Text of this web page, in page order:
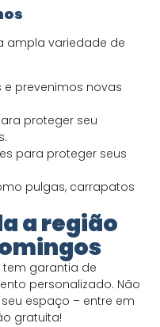
ampla variedade de
e prevenimos novas
proteger seu
para proteger seus
pulgas, carrapatos
a região
tem garantia de
personalizado. Não
espaço – entre em
gratuita!